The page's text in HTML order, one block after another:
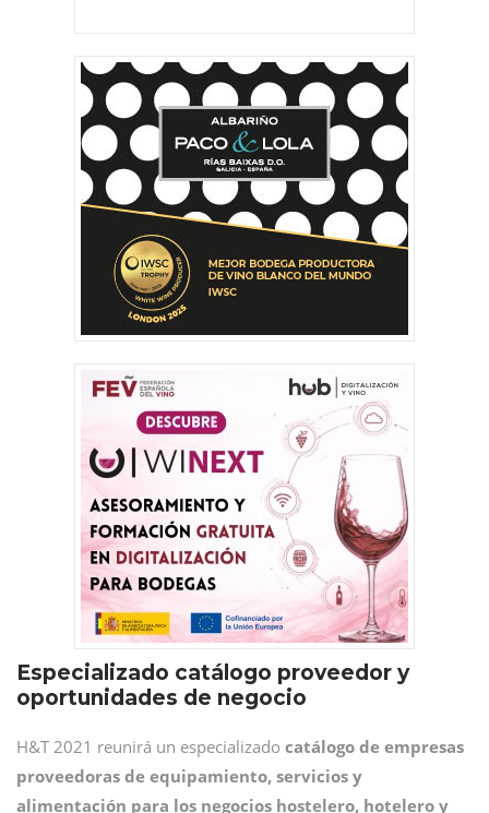
Especializado catálogo proveedor y
oportunidades de negocio
H&T 2021 reunirá un especializado catálogo de empresas
proveedoras de equipamiento, servicios y
alimentación para los negocios hostelero, hotelero y